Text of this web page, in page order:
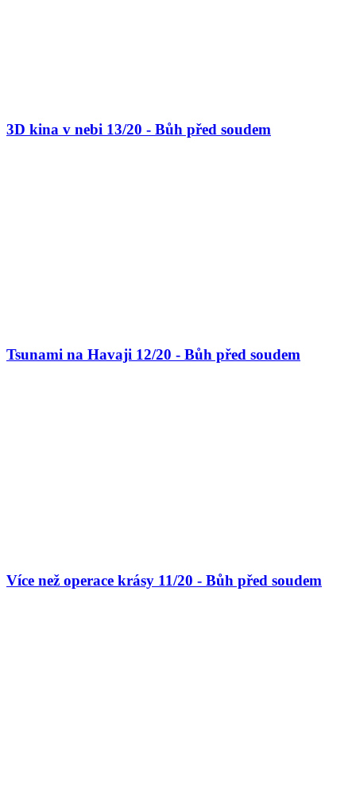
3D kina v nebi 13/20 - Bůh před soudem
Tsunami na Havaji 12/20 - Bůh před soudem
Více než operace krásy 11/20 - Bůh před soudem